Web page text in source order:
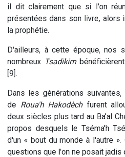
il dit clairement que si l'on
présentées dans son livre, alors
la prophétie.
D'ailleurs, à cette époque, nos
nombreux Tsadikim
[9].
Dans les générations
de Roua'h Hakodèchfurent
deux siècles plus tard au Ba’al
propos desquels le Tséma'h
d'un « bout du monde à l'autre
questions que l'on ne posait jadis